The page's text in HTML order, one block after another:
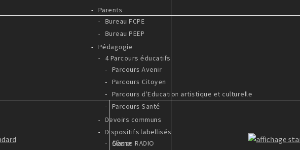
5ème
Parents
Bureau FCPE
Bureau PEEP
Pédagogie
4 Parcours éducatifs
Parcours Avenir
Parcours Citoyen
Parcours d'Education artistique et culturelle
Parcours Santé
Devoirs communs
Dispositifs labellisés
Classe RADIO